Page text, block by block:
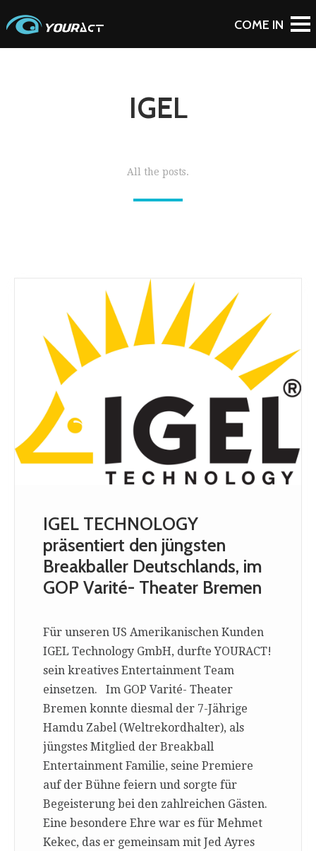
IGEL
All the posts.
IGEL TECHNOLOGY
präsentiert den jüngsten
Breakballer Deutschlands, im
GOP Varité- Theater Bremen
Für unseren US Amerikanischen Kunden
IGEL Technology GmbH, durfte YOURACT!
sein kreatives Entertainment Team
einsetzen. Im GOP Varité- Theater
Bremen konnte diesmal der 7-Jährige
Hamdu Zabel (Weltrekordhalter), als
jüngstes Mitglied der Breakball
Entertainment Familie, seine Premiere
auf der Bühne feiern und sorgte für
Begeisterung bei den zahlreichen Gästen.
Eine besondere Ehre war es für Mehmet
Kekec, das er gemeinsam mit Jed Ayres